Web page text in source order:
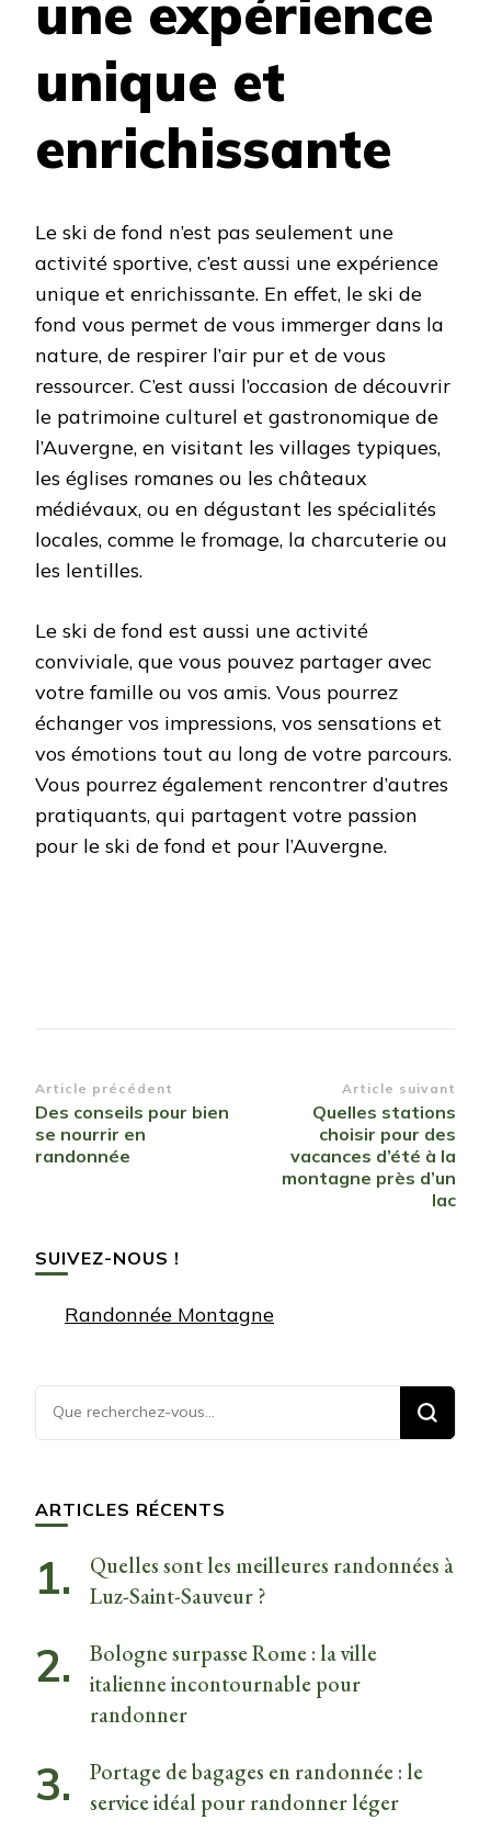
une expérience
unique et
enrichissante
Le ski de fond n’est pas seulement une
activité sportive, c’est aussi une expérience
unique et enrichissante. En effet, le ski de
fond vous permet de vous immerger dans la
nature, de respirer l’air pur et de vous
ressourcer. C’est aussi l’occasion de découvrir
le patrimoine culturel et gastronomique de
l’Auvergne, en visitant les villages typiques,
les églises romanes ou les châteaux
médiévaux, ou en dégustant les spécialités
locales, comme le fromage, la charcuterie ou
les lentilles.
Le ski de fond est aussi une activité
conviviale, que vous pouvez partager avec
votre famille ou vos amis. Vous pourrez
échanger vos impressions, vos sensations et
vos émotions tout au long de votre parcours.
Vous pourrez également rencontrer d’autres
pratiquants, qui partagent votre passion
pour le ski de fond et pour l’Auvergne.
Navigation
d’article
Article précédent
Des conseils pour bien
se nourrir en
randonnée
Article suivant
Quelles stations
choisir pour des
vacances d’été à la
montagne près d’un
lac
SUIVEZ-NOUS !
Randonnée Montagne
Vous
recherchiez
ARTICLES RÉCENTS
Quelles sont les meilleures randonnées à
Luz-Saint-Sauveur ?
Bologne surpasse Rome : la ville
italienne incontournable pour
randonner
Portage de bagages en randonnée : le
service idéal pour randonner léger